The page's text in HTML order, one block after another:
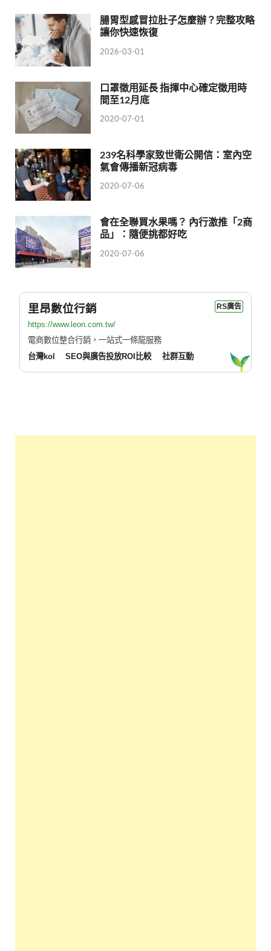
腸胃型感冒拉肚子怎麼辦？完整攻略
讓你快速恢復
2026-03-01
口罩徵用延長 指揮中心確定徵用時
間至12月底
2020-07-01
239名科學家致世衛公開信：室內空
氣會傳播新冠病毒
2020-07-06
會在全聯買水果嗎？ 內行激推「2商
品」：隨便挑都好吃
2020-07-06
里昂數位行銷 RS廣告
https://www.leon.com.tw/
電商數位整合行銷，一站式一條龍服務
台灣kol
SEO與廣告投放ROI比較 社群互動